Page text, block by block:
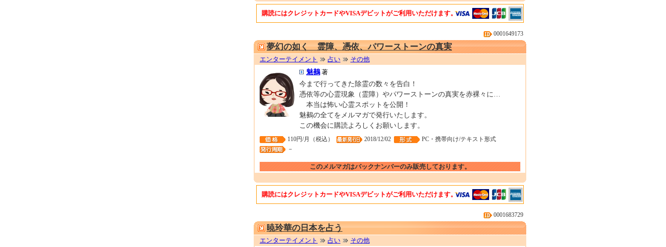
購読にはクレジットカードやVISAデビットがご利用いただけます。
夢幻の如く 霊障、憑依、パワーストーンの真実
エンターテイメント 占い その他
魅鵺 著
今まで行ってきた除霊の数々を告白！
憑依等の心霊現象（霊障）やパワーストーンの真実を赤裸々に…
本当は怖い心霊スポットを公開！
魅鵺の全てをメルマガで発行いたします。
この機会に購読よろしくお願いします。
0001649173
110円/月（税込） 2018/12/02
PC・携帯向け/テキスト形式
－
このメルマガはバックナンバーのみ販売しております。
購読にはクレジットカードやVISAデビットがご利用いただけます。
暁玲華の日本を占う
エンターテイメント 占い その他
0001683729